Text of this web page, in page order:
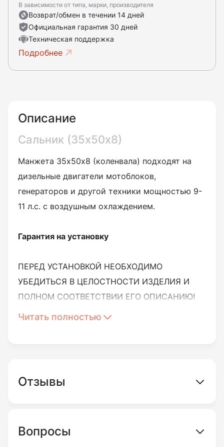
В зависимости от типа, марки, производителя
Возврат/обмен в течении 14 дней
Официальная гарантия 30 дней
Техническая поддержка
Подробнее
Описание
Сальник (35х50х8)
Манжета 35х50х8 (коленвала) подходят на
дизельные двигатели мотоблоков,
генераторов и другой техники мощностью 9-
11 л.с. с воздушным охлаждением.
Гарантия на установку
ПЕРЕД УСТАНОВКОЙ НЕОБХОДИМО
УБЕДИТЬСЯ В ЦЕЛОСТНОСТИ ИЗДЕЛИЯ И
ПОЛНОМ СООТВЕТСТВИИ ЕГО ОПИСАНИЮ!
подразумевается товар, который неисправен
Читать полностью
Отзывы
Вопросы